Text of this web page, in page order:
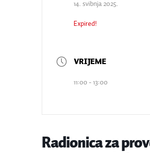
14. svibnja 2025.
Expired!
11:00 - 13:00
Radionica za